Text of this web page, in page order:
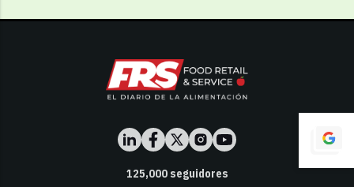
125,000seguidores